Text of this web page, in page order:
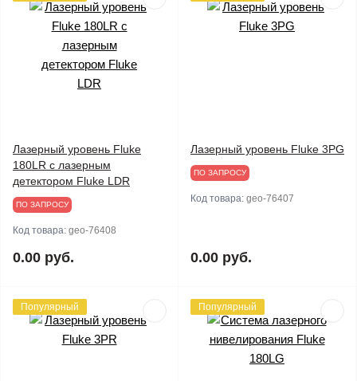
Лазерный уровень Fluke
180LR с лазерным
детектором Fluke LDR
ПО ЗАПРОСУ
Код товара: geo-76408
0.00 руб.
Лазерный уровень Fluke 3PG
ПО ЗАПРОСУ
Код товара: geo-76407
0.00 руб.
Популярный Популярный